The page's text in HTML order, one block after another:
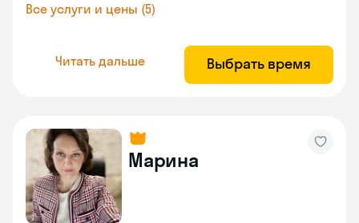
Все услуги и цены (5)
Читать дальше Выбрать время
Марина